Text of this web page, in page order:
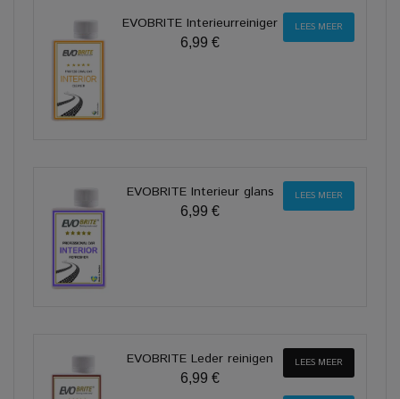
EVOBRITE Interieurreiniger
6,99 €
LEES MEER
EVOBRITE Interieur glans
6,99 €
LEES MEER
EVOBRITE Leder reinigen
6,99 €
LEES MEER